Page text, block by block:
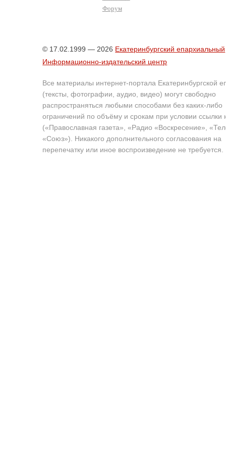
Форум
© 17.02.1999 — 2026 Екатеринбургский епархиальный
Информационно-издательский центр
Все материалы интернет-портала Екатеринбургской
(тексты, фотографии, аудио, видео) могут свободно
распространяться любыми способами без каких-либо
ограничений по объёму и срокам при условии ссылки
(«Православная газета», «Радио «Воскресение»,
«Союз»). Никакого дополнительного согласования на
перепечатку или иное воспроизведение не требуется.